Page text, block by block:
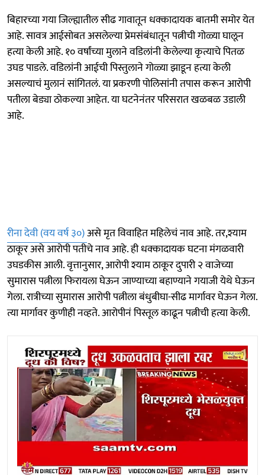
बिहारच्या गया जिल्ह्यातील सीढ गावातून धक्कादायक बातमी समोर येत
आहे. सावत्र आईसोबत असलेल्या प्रेमसंबंधातून पत्नीची गोळ्या घालून
हत्या केली आहे. १० वर्षांच्या मुलाने वडिलांनी केलेल्या कृत्याचे पितळ
उघड पाडले. वडिलांनी आईची पिस्तुलाने गोळ्या झाडून हत्या केली
असल्याचं मुलानं सांगितलं. या प्रकरणी पोलिसांनी तपास करून आरोपी
पतीला बेड्या ठोकल्या आहेत. या घटनेनंतर परिसरात खळबळ उडाली
आहे.
रीना देवी (वय वर्ष ३०)असे मृत विवाहित महिलेचं नाव आहे. तर,श्याम
ठाकूर असे आरोपी पतीचे नाव आहे. ही धक्कादायक घटना मंगळवारी
उघडकीस आली. वृत्तानुसार, आरोपी श्याम ठाकूर दुपारी २ वाजेच्या
सुमारास पत्नीला फिरायला घेऊन जाण्याच्या बहाण्याने गयाजी येथे घेऊन
गेला. रात्रीच्या सुमारास आरोपी पत्नीला बंधुबीघा-सीढ मार्गावर घेऊन गेला.
त्या मार्गावर कुणीही नव्हते. आरोपीनं पिस्तूल काढून पत्नीची हत्या केली.